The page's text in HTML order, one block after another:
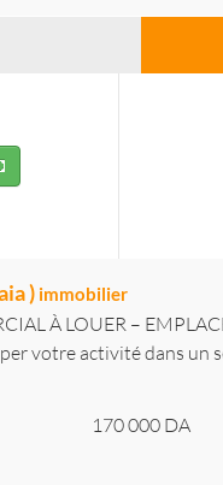
) immobilier
À LOUER –
votre activité dans un
170 000 DA